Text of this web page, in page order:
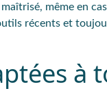
même en
récents et
à